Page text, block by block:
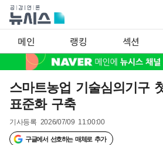
메인 랭킹 섹션
스마트농업 기술심의기구
표준화 구축
기사등록 2026/07/09 11:00:00
구글에서 선호하는 매체로 추가